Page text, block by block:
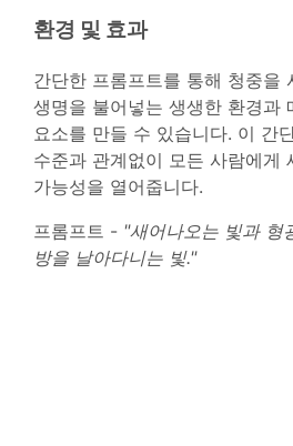
환경 및 효과
간단한 프롬프트를 통해 청중을
생명을 불어넣는 생생한 환경과
요소를 만들 수 있습니다. 이 간
수준과 관계없이 모든 사람에게
가능성을 열어줍니다.
프롬프트 - "새어나오는 빛과 형
방을 날아다니는 빛."